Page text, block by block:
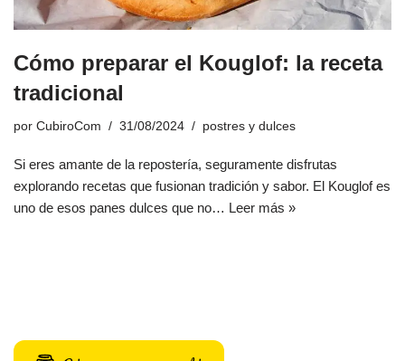
Cómo preparar el Kouglof: la receta
tradicional
por CubiroCom 31/08/2024 postres y dulces
Si eres amante de la repostería, seguramente disfrutas
explorando recetas que fusionan tradición y sabor. El Kouglof es
uno de esos panes dulces que no… Leer más »